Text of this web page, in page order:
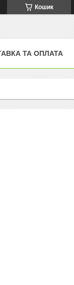
Кошик
ТА ОПЛАТА